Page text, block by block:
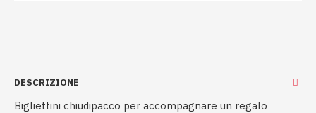
DESCRIZIONE
Bigliettini chiudipacco per accompagnare un regalo